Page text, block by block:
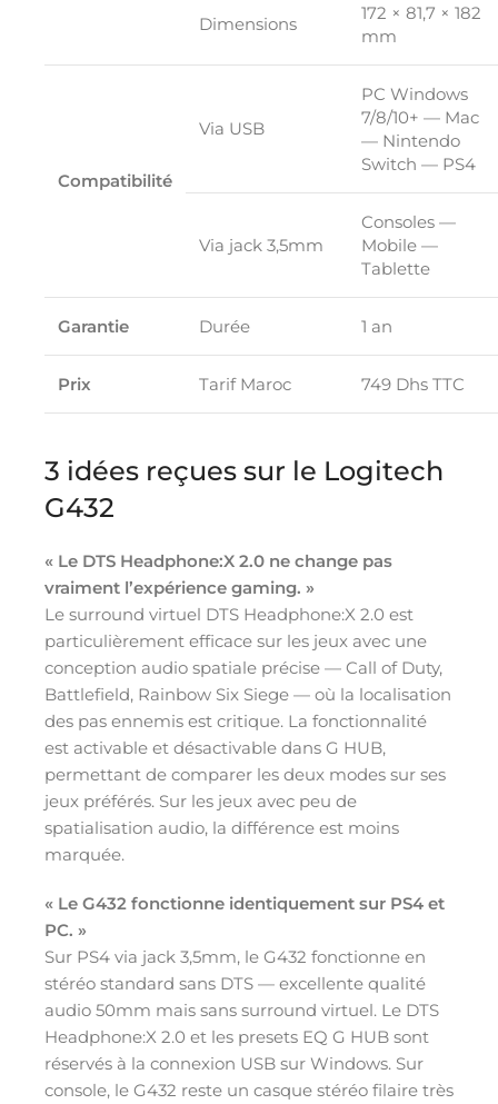
Dimensions
172 × 81,7 × 182
mm
Compatibilité
Via USB
PC Windows
7/8/10+ — Mac
— Nintendo
Switch — PS4
Via jack 3,5mm
Consoles —
Mobile —
Tablette
Garantie Durée 1 an
Prix Tarif Maroc 749 Dhs TTC
3 idées reçues sur le Logitech
G432
« Le DTS Headphone:X 2.0 ne change pas
vraiment l’expérience gaming. »
Le surround virtuel DTS Headphone:X 2.0 est
particulièrement efficace sur les jeux avec une
conception audio spatiale précise — Call of Duty,
Battlefield, Rainbow Six Siege — où la localisation
des pas ennemis est critique. La fonctionnalité
est activable et désactivable dans G HUB,
permettant de comparer les deux modes sur ses
jeux préférés. Sur les jeux avec peu de
spatialisation audio, la différence est moins
marquée.
« Le G432 fonctionne identiquement sur PS4 et
PC. »
Sur PS4 via jack 3,5mm, le G432 fonctionne en
stéréo standard sans DTS — excellente qualité
audio 50mm mais sans surround virtuel. Le DTS
Headphone:X 2.0 et les presets EQ G HUB sont
réservés à la connexion USB sur Windows. Sur
console, le G432 reste un casque stéréo filaire très